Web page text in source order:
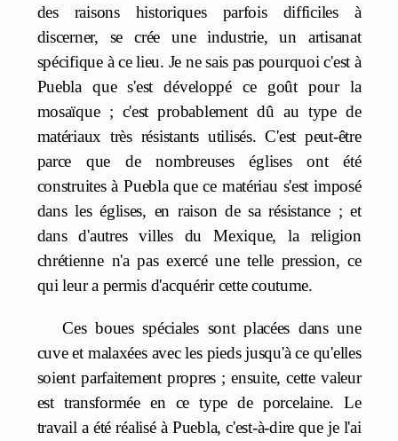
des raisons historiques parfois difficiles à
discerner, se crée une industrie, un artisanat
spécifique à ce lieu. Je ne sais pas pourquoi c'est à
Puebla que s'est développé ce goût pour la
mosaïque ; c'est probablement dû au type de
matériaux très résistants utilisés. C'est peut-être
parce que de nombreuses églises ont été
construites à Puebla que ce matériau s'est imposé
dans les églises, en raison de sa résistance ; et
dans d'autres villes du Mexique, la religion
chrétienne n'a pas exercé une telle pression, ce
qui leur a permis d'acquérir cette coutume.
Ces boues spéciales sont placées dans une
cuve et malaxées avec les pieds jusqu'à ce qu'elles
soient parfaitement propres ; ensuite, cette valeur
est transformée en ce type de porcelaine. Le
travail a été réalisé à Puebla, c'est-à-dire que je l'ai